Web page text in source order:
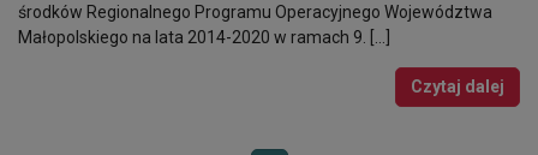
środków Regionalnego Programu Operacyjnego Województwa
Małopolskiego na lata 2014-2020 w ramach 9. […]
Czytaj dalej